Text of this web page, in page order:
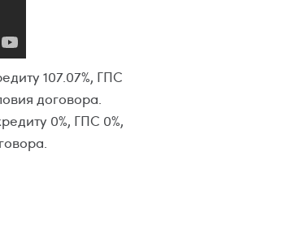
107.07%, ГПС
договора.
0%, ГПС 0%,